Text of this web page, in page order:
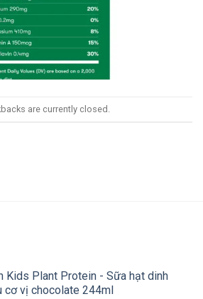
are currently closed.
Kids Plant Protein - Sữa hạt dinh
cơ vị chocolate 244ml